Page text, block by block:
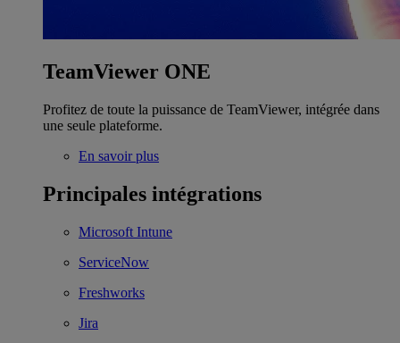
TeamViewer ONE
Profitez de toute la puissance de TeamViewer, intégrée dans
une seule plateforme.
En savoir plus
Principales intégrations
Microsoft Intune
ServiceNow
Freshworks
Jira